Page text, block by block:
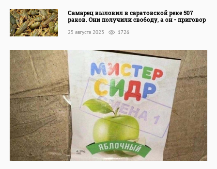
Самарец выловил в саратовской реке 507
раков. Они получили свободу, а он - приговор
25 августа 2023 1726